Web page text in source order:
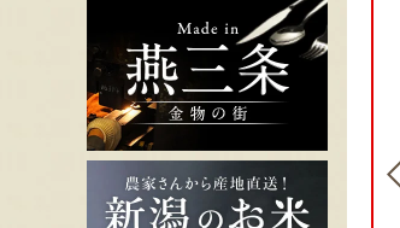
ふるさと納税可